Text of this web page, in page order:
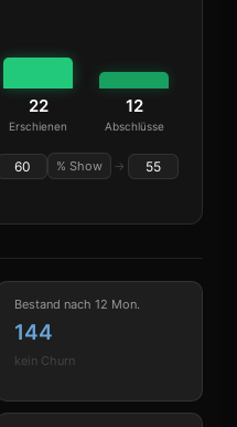
22
Erschienen
12
Abschlüsse
% Show
→
Bestand nach 12 Mon.
144
kein Churn